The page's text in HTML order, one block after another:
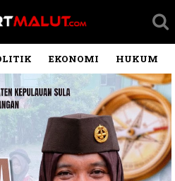
EKONOMI HUKUM